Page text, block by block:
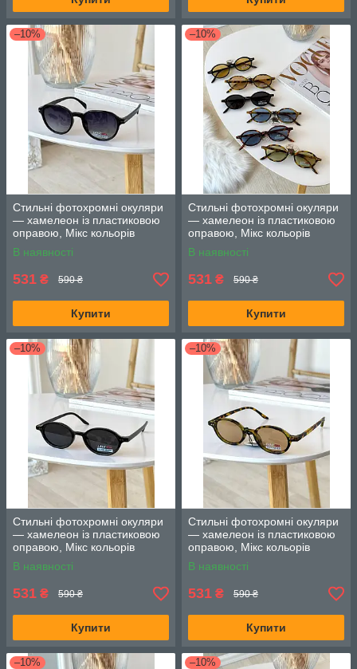
–10%
Стильні фотохромні окуляри
— хамелеон із пластиковою
оправою, Мікс кольорів
В наявності
531 ₴ 590 ₴
Купити
–10%
Стильні фотохромні окуляри
— хамелеон із пластиковою
оправою, Мікс кольорів
В наявності
531 ₴ 590 ₴
Купити
–10%
Стильні фотохромні окуляри
— хамелеон із пластиковою
оправою, Мікс кольорів
В наявності
531 ₴ 590 ₴
Купити
–10%
Стильні фотохромні окуляри
— хамелеон із пластиковою
оправою, Мікс кольорів
В наявності
531 ₴ 590 ₴
Купити
–10% –10%